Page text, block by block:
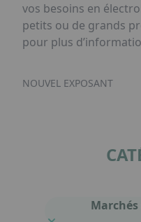
vos besoins en
petits ou de grands
pour plus
NOUVEL EXPOSANT